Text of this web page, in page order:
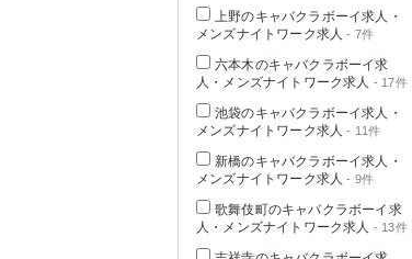
上野のキャバクラボーイ求人・
メンズナイトワーク求人 - 7件
六本木のキャバクラボーイ求
人・メンズナイトワーク求人 - 17件
池袋のキャバクラボーイ求人・
メンズナイトワーク求人 - 11件
新橋のキャバクラボーイ求人・
メンズナイトワーク求人 - 9件
歌舞伎町のキャバクラボーイ求
人・メンズナイトワーク求人 - 13件